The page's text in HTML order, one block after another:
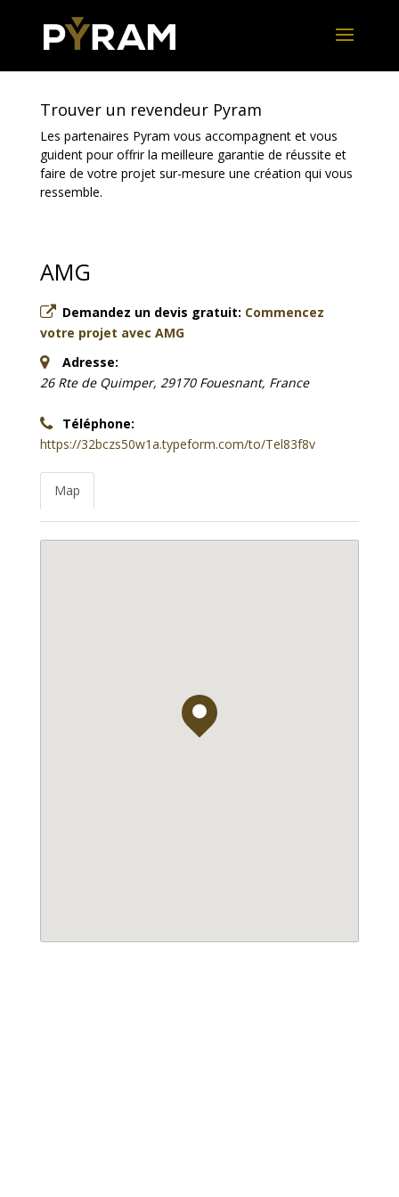
Trouver un revendeur Pyram
Les partenaires Pyram vous accompagnent et vous
guident pour offrir la meilleure garantie de réussite et
faire de votre projet sur-mesure une création qui vous
ressemble.
AMG
Demandez un devis gratuit: Commencez
votre projet avec AMG
Adresse:
26 Rte de Quimper, 29170 Fouesnant, France
Téléphone:
https://32bczs50w1a.typeform.com/to/Tel83f8v
Map